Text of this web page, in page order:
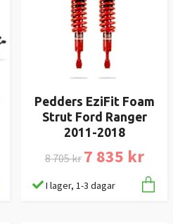
Pedders EziFit Foam
Strut Ford Ranger
2011-2018
8 705 kr 7 835 kr
I lager, 1-3 dagar